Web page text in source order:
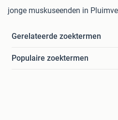
jonge muskuseenden in
Gerelateerde zoektermen
Populaire zoektermen